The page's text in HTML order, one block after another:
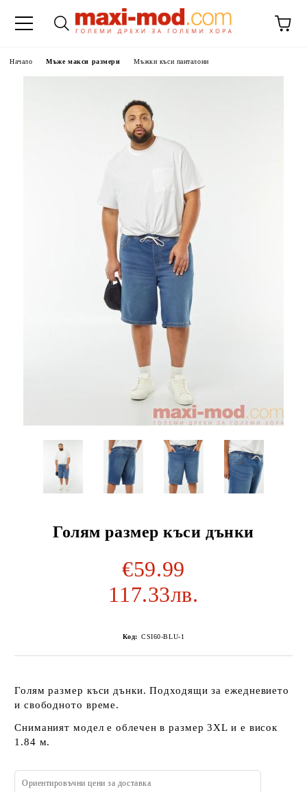
Начало Мъже макси размери Мъжки къси панталони
Голям размер къси дънки
€59.99
117.33лв.
Код: CSI60-BLU-1
Голям размер къси дънки. Подходящи за ежедневието
и свободното време.
Сниманият модел е облечен в размер 3XL и е висок
1.84 м.
Ориентировъчни цени за доставка